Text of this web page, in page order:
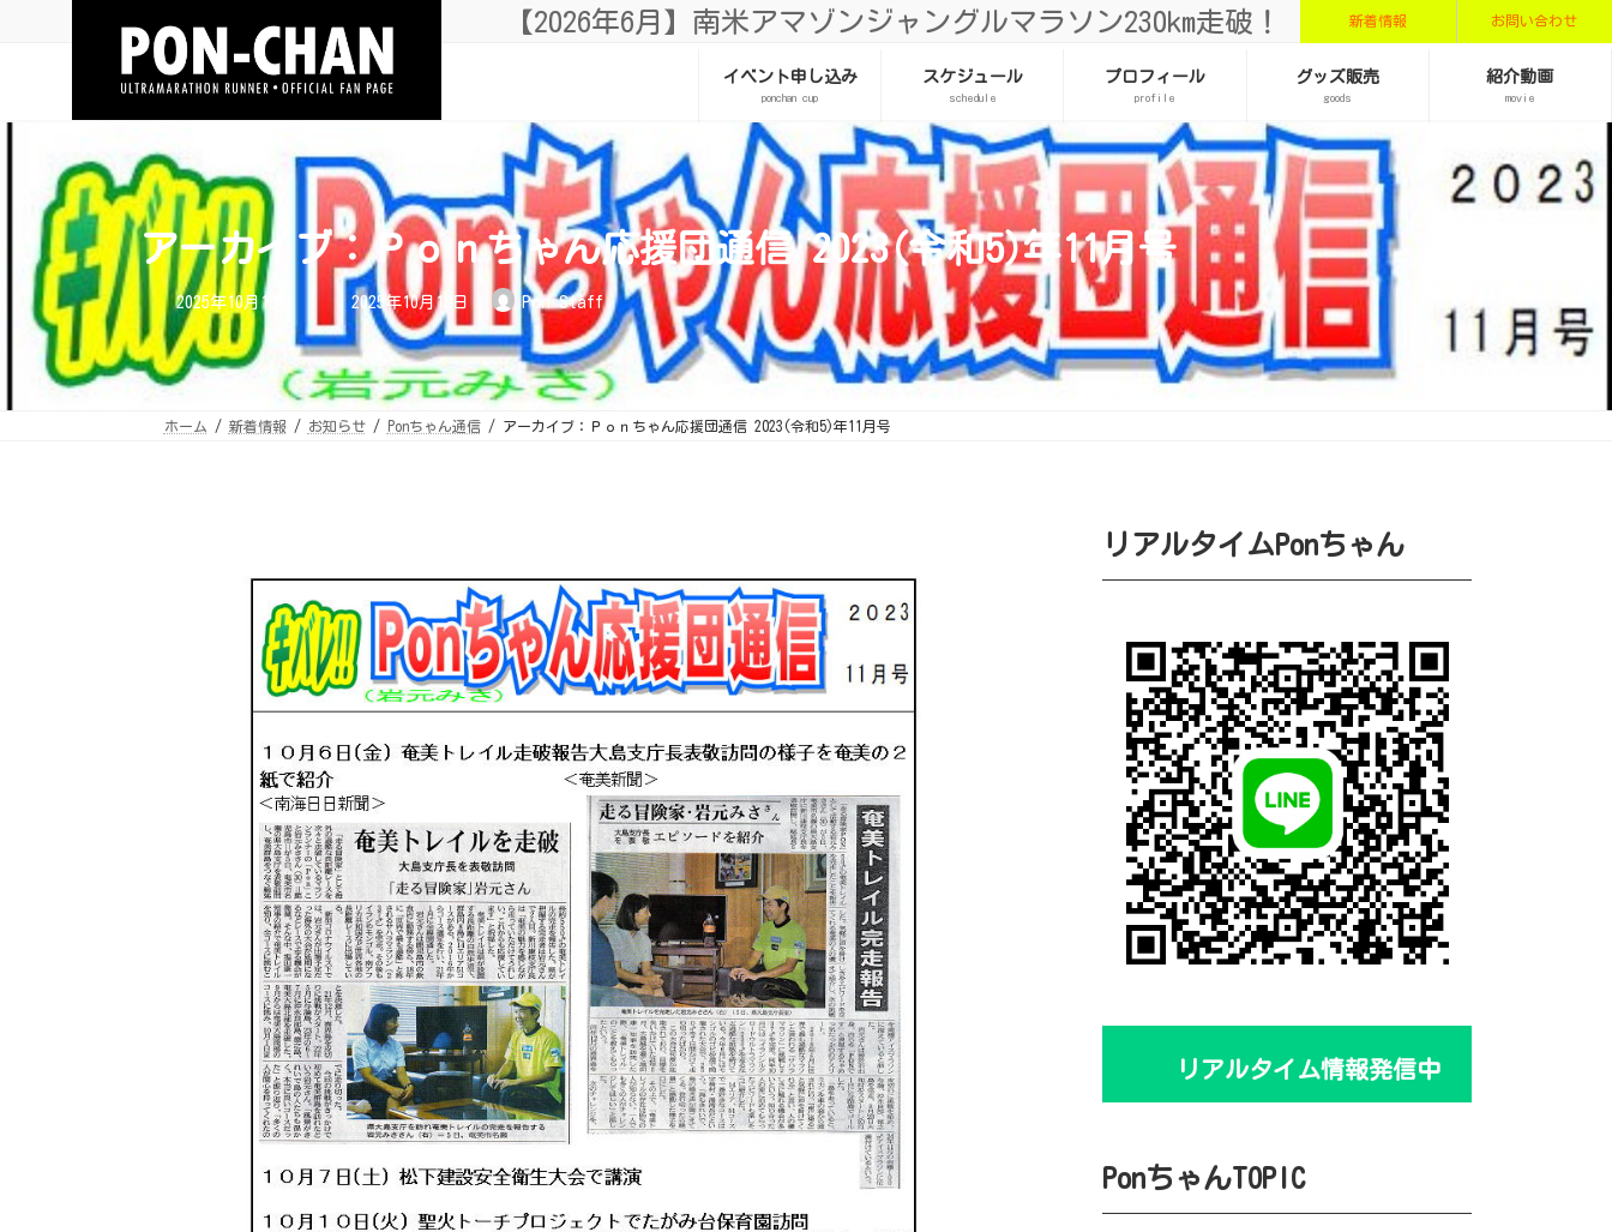
ス
ン
【2026年6月】南米アマゾンジャングルマラソン230km走破！ 新着情報 お問い合わせ
イベント申し込み
ponchan cup
スケジュール
schedule
プロフィール
profile
グッズ販売
goods
紹介動画
movie
アーカイブ：Ｐｏｎちゃん応援団通信 2023(令和5)年11月号
2025年10月18日
最
終
更
新
日
時
:
2025年10月18日 Pon Staff
ホーム 新着情報 お知らせ Ponちゃん通信 アーカイブ：Ｐｏｎちゃん応援団通信 2023(令和5)年11月号
リアルタイムPonちゃん
リアルタイム情報発信中
PonちゃんTOPIC